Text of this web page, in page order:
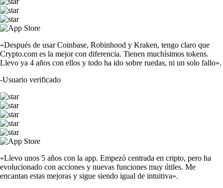
«Después de usar Coinbase, Robinhood y Kraken, tengo claro que
Crypto.com es la mejor con diferencia. Tienen muchísimos tokens.
Llevo ya 4 años con ellos y todo ha ido sobre ruedas, ni un solo fallo».
-Usuario verificado
«Llevo unos 5 años con la app. Empezó centrada en cripto, pero ha
evolucionado con acciones y nuevas funciones muy útiles. Me
encantan estas mejoras y sigue siendo igual de intuitiva».